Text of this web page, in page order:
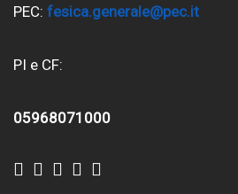
PEC: fesica.generale@pec.it
PI e CF:
05968071000